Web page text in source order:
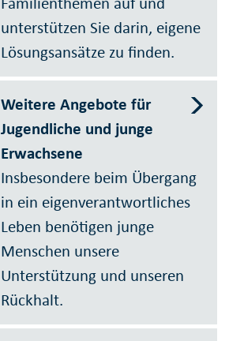
unterstützen Sie darin, eigene
Lösungsansätze zu finden.
Weitere Angebote für
Jugendliche und junge
Erwachsene
Insbesondere beim Übergang
in ein eigenverantwortliches
Leben benötigen junge
Menschen unsere
Unterstützung und unseren
Rückhalt.